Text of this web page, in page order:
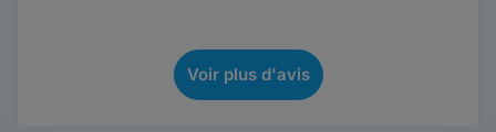
Voir plus d'avis